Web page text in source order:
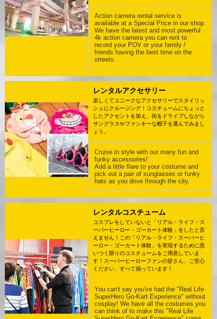
Action camera rental service is
available at a Special Price in our shop.
We have the latest and most powerful
4k action camera you can rent to
record your POV or your family /
friends having the best time on the
streets.
レンタルアクセサリー
楽しくてユニークなアクセサリーでスタイリッ
シュにクルージング！コスチュームにちょっと
したアクセントを加え、街をドライブしながら
サングラスやファンキーな帽子を選んでみまし
ょう。
Cruise in style with our many fun and
funky accessories!
Add a little flare to your costume and
pick out a pair of sunglasses or funky
hats as you drive through the city.
レンタルコスチューム
コスプレをしていないと「リアル・ライフ・ス
ーパーヒーロー・ゴーカート体験」をしたと言
えません！この「リアル・ライフ・スーパーヒ
ーロー・ゴーカート体験」を実現するために思
いつく限りのコスチュームをご用意していま
す！スーパーヒーローファンの皆さん、ご安心
ください、すべて揃っています！
You can't say you've had the "Real Life
SuperHero Go-Kart Experience" without
cosplay! We have all the costumes you
can think of to make this "Real Life